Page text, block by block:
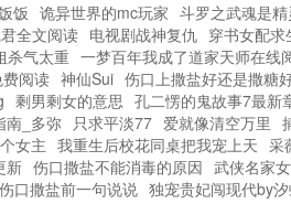
饭 诡异世界的mc玩家 斗罗之武魂是
全文阅读 电视剧战神复仇 穿书女配
杀气太重 一梦百年我成了道家天师在线
阅读 神仙Sui 伤口上撒盐好还是撒糖
剩男剩女的意思 孔二愣的鬼故事7最新
南_多弥 只求平淡77 爱就像清空万里
女主 我重生后校花同桌把我宠上天 采
新 伤口撒盐不能消毒的原因 武侠名家
伤口撒盐前一句说说 独宠贵妃闯现代by